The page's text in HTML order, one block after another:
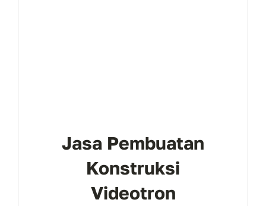
Jasa Pembuatan
Konstruksi
Videotron